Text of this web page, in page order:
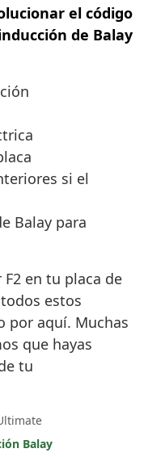
el código
de Balay
si el
Balay para
en tu placa de
estos
por aquí. Muchas
que hayas
tu
Balay